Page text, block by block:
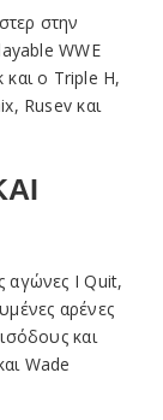
στην
WWE
ο Triple H,
Rusev και
αγώνες I Quit,
αρένες
και
Wade